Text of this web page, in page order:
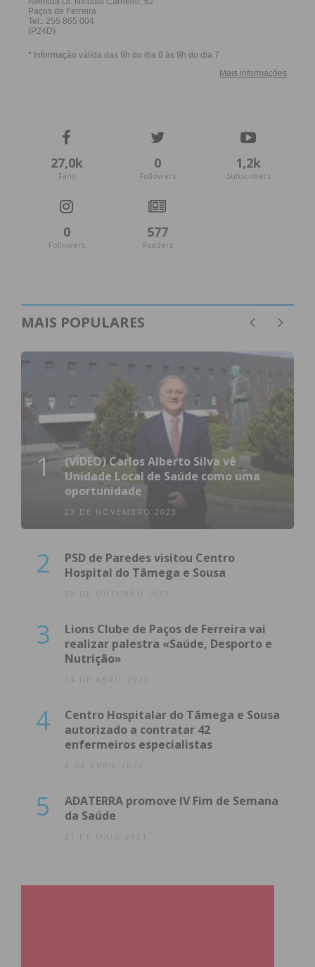
27,0k
Fans
0
Followers
1,2k
Subscribers
0
Followers
577
Readers
MAIS POPULARES
1
(VÍDEO) Carlos Alberto Silva vê
Unidade Local de Saúde como uma
oportunidade
23 DE NOVEMBRO 2023
2
PSD de Paredes visitou Centro
Hospital do Tâmega e Sousa
23 DE OUTUBRO 2023
3
Lions Clube de Paços de Ferreira vai
realizar palestra «Saúde, Desporto e
Nutrição»
14 DE ABRIL 2022
4
Centro Hospitalar do Tâmega e Sousa
autorizado a contratar 42
enfermeiros especialistas
8 DE ABRIL 2022
5
ADATERRA promove IV Fim de Semana
da Saúde
21 DE MAIO 2021